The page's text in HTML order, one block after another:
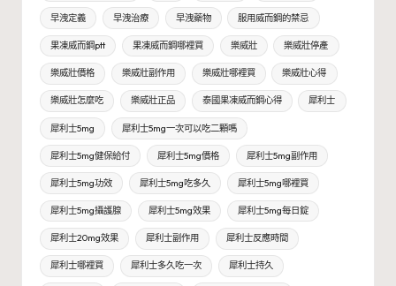
早洩定義 早洩治療 早洩藥物 服用威而鋼的禁忌
果凍威而鋼ptt 果凍威而鋼哪裡買 樂威壯 樂威壯停產
樂威壯價格 樂威壯副作用 樂威壯哪裡買 樂威壯心得
樂威壯怎麼吃 樂威壯正品 泰國果凍威而鋼心得 犀利士
犀利士5mg 犀利士5mg一次可以吃二顆嗎
犀利士5mg健保給付 犀利士5mg價格 犀利士5mg副作用
犀利士5mg功效 犀利士5mg吃多久 犀利士5mg哪裡買
犀利士5mg攝護腺 犀利士5mg效果 犀利士5mg每日錠
犀利士20mg效果 犀利士副作用 犀利士反應時間
犀利士哪裡買 犀利士多久吃一次 犀利士持久